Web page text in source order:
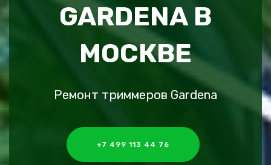
GARDENA В
МОСКВЕ
Ремонт триммеров Gardena
+7 499 113 44 76